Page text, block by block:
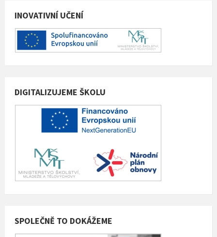
INOVATIVNÍ UČENÍ
DIGITALIZUJEME ŠKOLU
SPOLEČNĚ TO DOKÁŽEME